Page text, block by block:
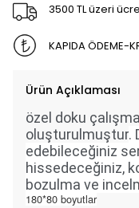
3500 TL üzeri
KAPIDA ÖDEME-
Ürün Açıklaması
özel doku
oluşturulmuştur.
edebileceğiniz
hissedeceğiniz,
bozulma ve
180*80 boyutlar